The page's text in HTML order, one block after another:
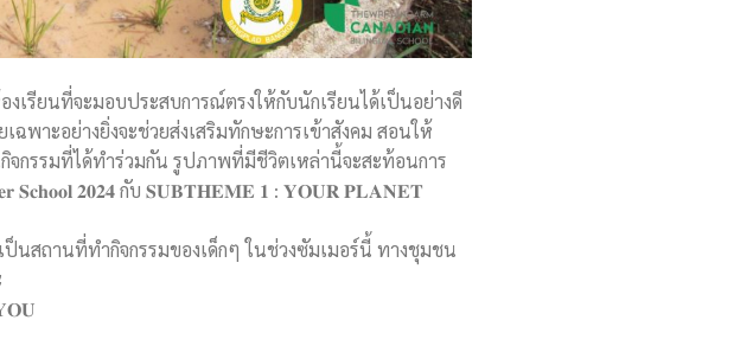
เรียนที่จะมอบประสบการณ์ตรงให้กับนักเรียนได้เป็นอย่างดี
พาะอย่างยิ่งจะช่วยส่งเสริมทักษะการเข้าสังคม สอนให้
จกรรมที่ได้ทำร่วมกัน รูปภาพที่มีชีวิตเหล่านี้จะสะท้อนการ
𝐒𝐜𝐡𝐨𝐨𝐥 𝟐𝟎𝟐𝟒 กับ 𝐒𝐔𝐁𝐓𝐇𝐄𝐌𝐄 𝟏 : 𝐘𝐎𝐔𝐑 𝐏𝐋𝐀𝐍𝐄𝐓
นสถานที่ทำกิจกรรมของเด็กๆ ในช่วงซัมเมอร์นี้ ทางชุมชน